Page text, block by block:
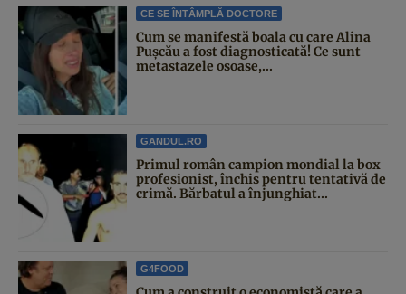
CE SE ÎNTÂMPLĂ DOCTORE
Cum se manifestă boala cu care Alina
Pușcău a fost diagnosticată! Ce sunt
metastazele osoase,...
GANDUL.RO
Primul român campion mondial la box
profesionist, închis pentru tentativă de
crimă. Bărbatul a înjunghiat...
G4FOOD